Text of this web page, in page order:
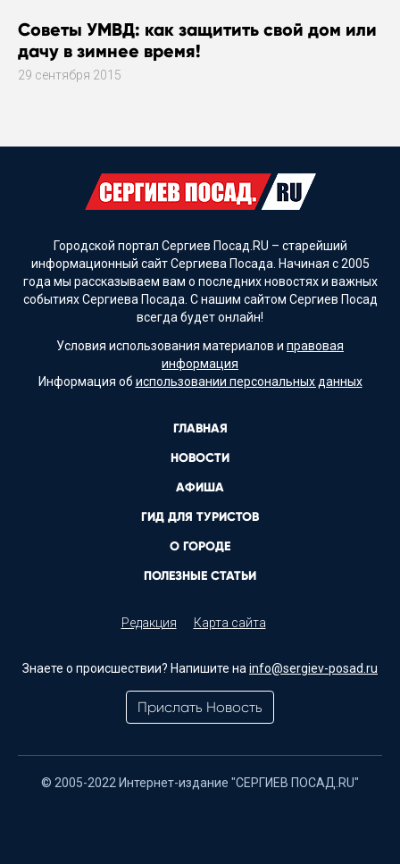
Советы УМВД: как защитить свой дом или
дачу в зимнее время!
29 сентября 2015
Городской портал Сергиев Посад.RU – старейший
информационный сайт Сергиева Посада. Начиная с 2005
года мы рассказываем вам о последних новостях и важных
событиях Сергиева Посада. С нашим сайтом Сергиев Посад
всегда будет онлайн!
Условия использования материалов и правовая
информация
Информация об использовании персональных данных
ГЛАВНАЯ
НОВОСТИ
АФИША
ГИД ДЛЯ ТУРИСТОВ
О ГОРОДЕ
ПОЛЕЗНЫЕ СТАТЬИ
Редакция Карта сайта
Знаете о происшествии? Напишите на info@sergiev-posad.ru
Прислать Новость
© 2005-2022 Интернет-издание "СЕРГИЕВ ПОСАД.RU"